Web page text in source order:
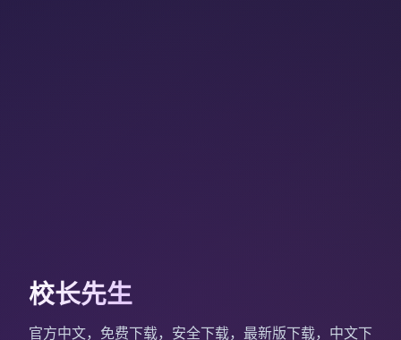
校长先生
官方中文，免费下载，安全下载，最新版下载，中文下